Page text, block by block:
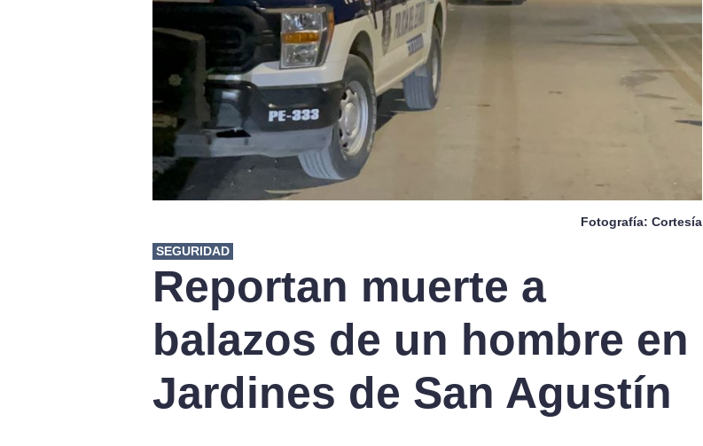
Fotografía: Cortesía
SEGURIDAD
Reportan muerte a
balazos de un hombre en
Jardines de San Agustín